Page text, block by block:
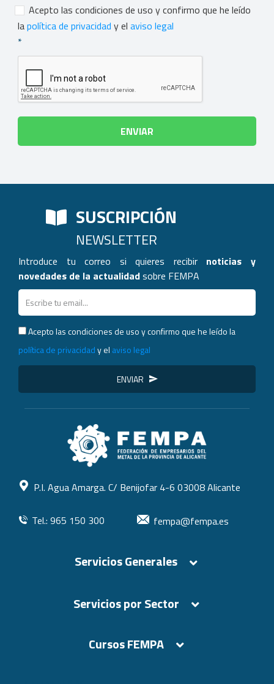
Consentimiento*
Acepto las condiciones de uso y confirmo que he leído
lapolítica de privacidad y el aviso legal
*
SUSCRIPCIÓN
NEWSLETTER
Introduce tu correo si quieres recibir noticias y
novedades de la actualidadsobre FEMPA
Acepto las condiciones de uso y confirmo que he leído la
política de privacidady el aviso legal
ENVIAR
P.I. Agua Amarga. C/ Benijofar 4-6 03008 Alicante
Tel.: 965 150 300 fempa@fempa.es
Servicios Generales
Servicios por Sector
Cursos FEMPA